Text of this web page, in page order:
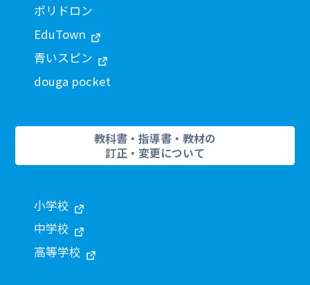
ポリドロン
EduTown
青いスピン
douga pocket
教科書・指導書・教材の
訂正・変更について
小学校
中学校
高等学校